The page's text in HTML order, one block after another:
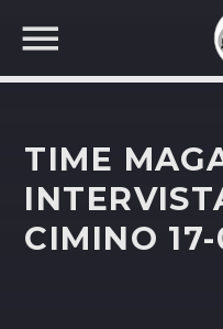
CERCA
TIME
CIMINO